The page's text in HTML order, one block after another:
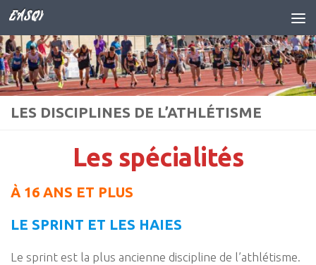
Skip to content
EASQY
LES DISCIPLINES DE L’ATHLÉTISME
Les spécialités
À 16 ANS ET PLUS
LE SPRINT ET LES HAIES
Le sprint est la plus ancienne discipline de l’athlétisme.